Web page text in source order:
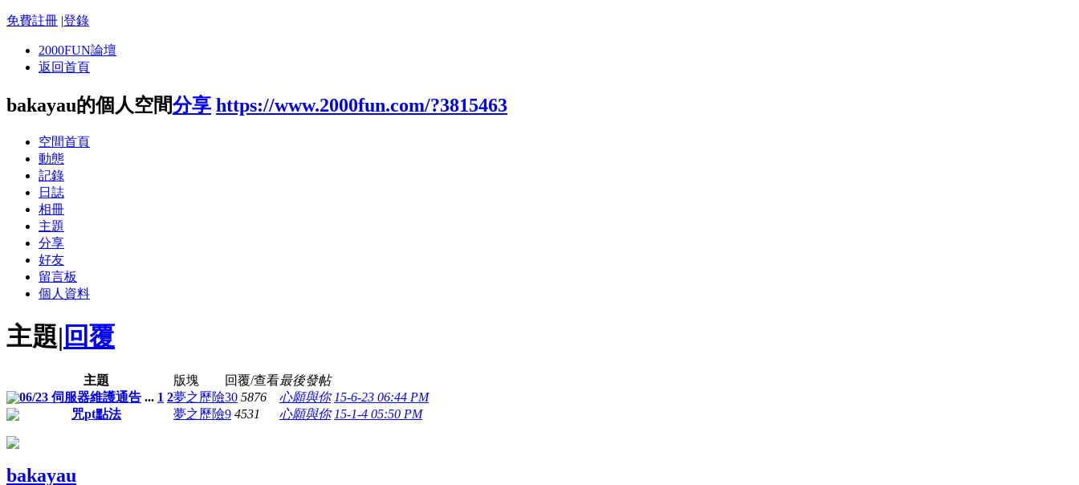
免費註冊 |登錄
2000FUN論壇
返回首頁
bakayau的個人空間分享 https://www.2000fun.com/?3815463
空間首頁
動態
記錄
日誌
相冊
主題
分享
好友
留言板
個人資料
主題| 回覆
主題 版塊 回覆/查看最後發帖
06/23 伺服器維護通告 ... 1 2夢之歷險30 5876 心願與你 15-6-23 06:44 PM
咒pt點法
夢之歷險9 4531 心願與你 15-1-4 05:50 PM
bakayau